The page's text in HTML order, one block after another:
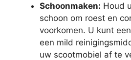
Schoonmaken: Houd
schoon om roest en
voorkomen. U kunt
een mild
uw scootmobiel af te